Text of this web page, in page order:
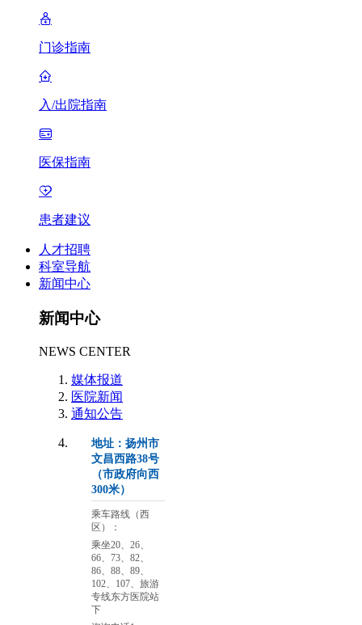
门诊指南
入/出院指南
医保指南
患者建议
人才招聘
科室导航
新闻中心
新闻中心
NEWS CENTER
媒体报道
医院新闻
通知公告
地址：扬州市
文昌西路38号
（市政府向西
300米）
乘车路线（西
区）：
乘坐20、26、
66、73、82、
86、88、89、
102、107、旅游
专线东方医院站
下